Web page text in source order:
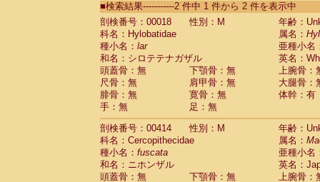
CebidaeSaguinus labiatus(0)
Cebidae Saguinus leucopus (0)
CebidaeSaguinus midas
Cebidae
CebidaeSaguinus nigricollis (0)
Cebidae Saguinus oedipus
Cebidae Saguinus weddelli
Cebidae Saguinusspp.
Cebidae Aotus trivirgatus
Cebidae Cebus albifrons
CebidaeCebus apella
Cebidae
CebidaeCebus nigrivittatus
Cebidae Cebusspp.(0)
■検索結果-----------2 件中 1 件から 2 件を表示中
剖検番号：00018
性別：M
年齢：
科名：Hylobatidae
属名：
種小名： lar
亜種小名
和名：シロテテナガザル
英名：
頭蓋骨：無
下顎骨：無
上腕骨：
尺骨：無
肩甲骨：無
大腿骨：
腓骨：無
寛骨：無
体幹：有
手：無
足：無
剖検番号：00414
性別：M
年齢：
科名：Cercopithecidae
属名：
種小名： fuscata
亜種小名
和名：ニホンザル
英名：
頭蓋骨：無
下顎骨：無
上腕骨：